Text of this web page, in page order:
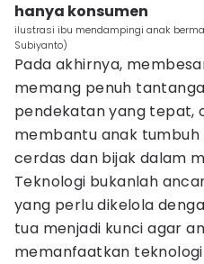
hanya konsumen
ilustrasi ibu mendampingi anak
Subiyanto)
Pada akhirnya,
memang penuh
pendekatan yang tepat,
membantu anak
cerdas dan bijak dalam
Teknologi bukanlah
yang perlu dikelola
tua menjadi kunci agar
memanfaatkan